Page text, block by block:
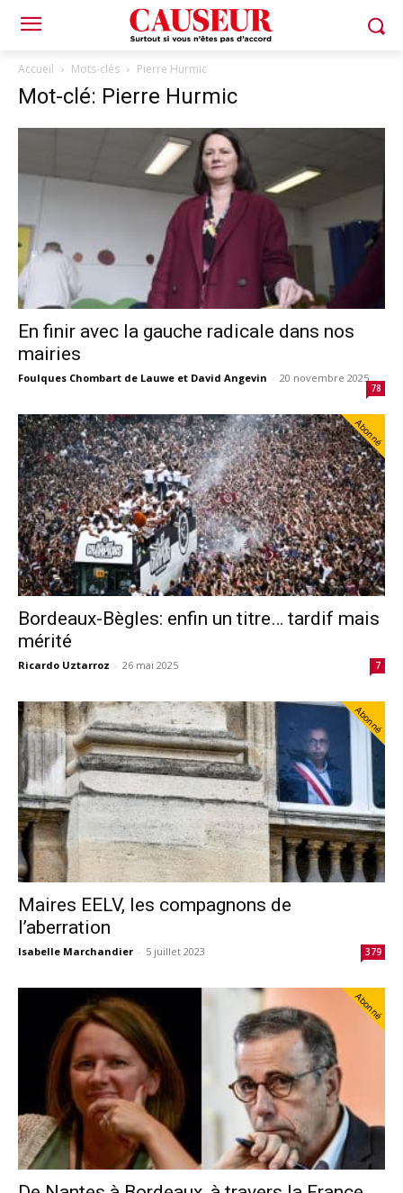
Accueil Mots-clés Pierre Hurmic
Mot-clé: Pierre Hurmic
En finir avec la gauche radicale dans nos
mairies
Foulques Chombart de Lauwe et David Angevin - 20 novembre 2025
78
Abonné
Bordeaux-Bègles: enfin un titre… tardif mais
mérité
Ricardo Uztarroz - 26 mai 2025 7
Abonné
Maires EELV, les compagnons de
l’aberration
Isabelle Marchandier - 5 juillet 2023 379
Abonné